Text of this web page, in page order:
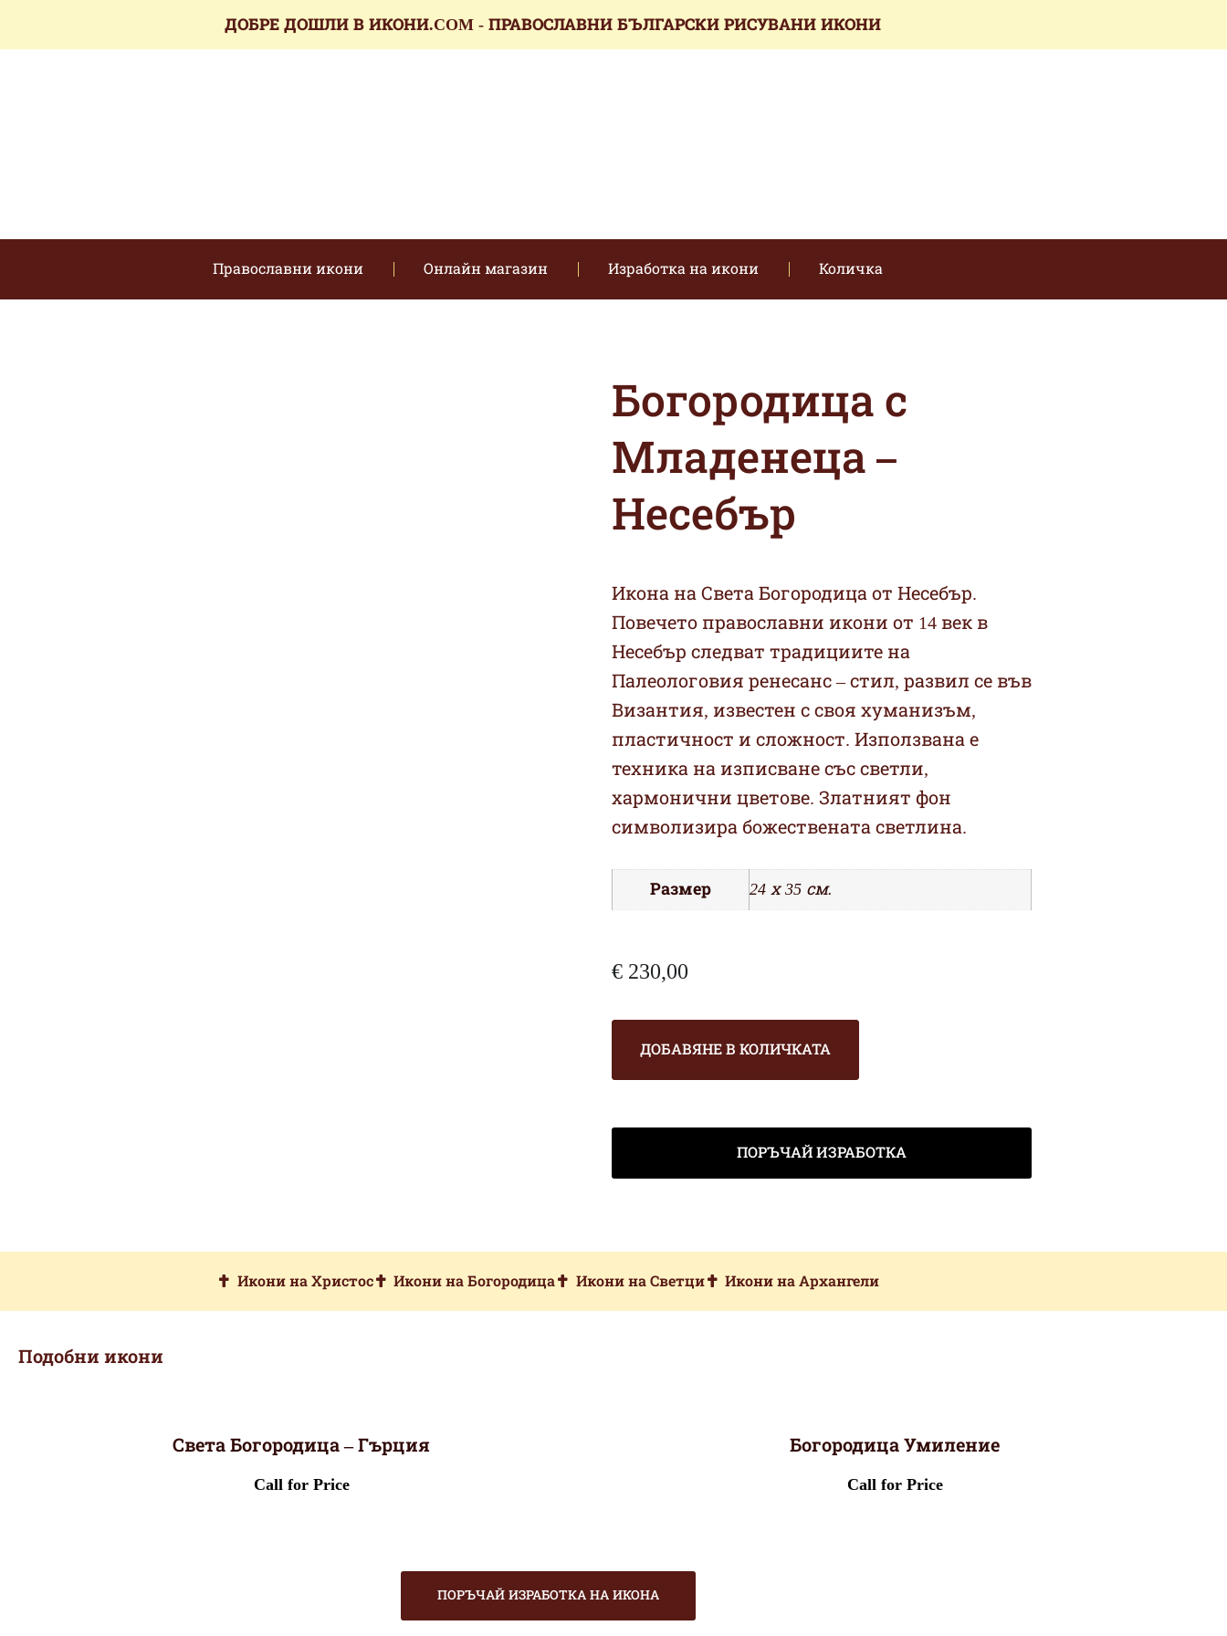
ДОБРЕ ДОШЛИ В ИКОНИ.COM - ПРАВОСЛАВНИ БЪЛГАРСКИ РИСУВАНИ ИКОНИ
Православни икони Онлайн магазин Изработка на икони Количка
Богородица с
Младенеца –
Несебър
Икона на Света Богородица от Несебър.
Повечето православни икони от 14 век в
Несебър следват традициите на
Палеологовия ренесанс – стил, развил се във
Византия, известен с своя хуманизъм,
пластичност и сложност. Използвана е
техника на изписване със светли,
хармонични цветове. Златният фон
символизира божествената светлина.
Размер 24 х 35 см.
€ 230,00
ДОБАВЯНЕ В КОЛИЧКАТА
ПОРЪЧАЙ ИЗРАБОТКА
Икони на Христос Икони на Богородица Икони на Светци Икони на Архангели
Подобни икони
Света Богородица – Гърция
Call for Price
Богородица Умиление
Call for Price
ПОРЪЧАЙ ИЗРАБОТКА НА ИКОНА